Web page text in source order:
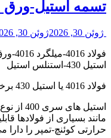
تسمه استیل-ورق استیل 430-
ژوئن 30, 2026 ژوئن 30, 2026
استیل 430-استنلس استیل
فولاد 4016 یا استیل 430 برخلاف استیل های 304 و 316،
استیل
مانند بسیاری از فولادها
حرارتی کوئنچ-تمپر را دارا